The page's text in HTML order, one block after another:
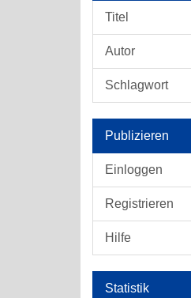
Titel
Autor
Schlagwort
Publizieren
Einloggen
Registrieren
Hilfe
Statistik